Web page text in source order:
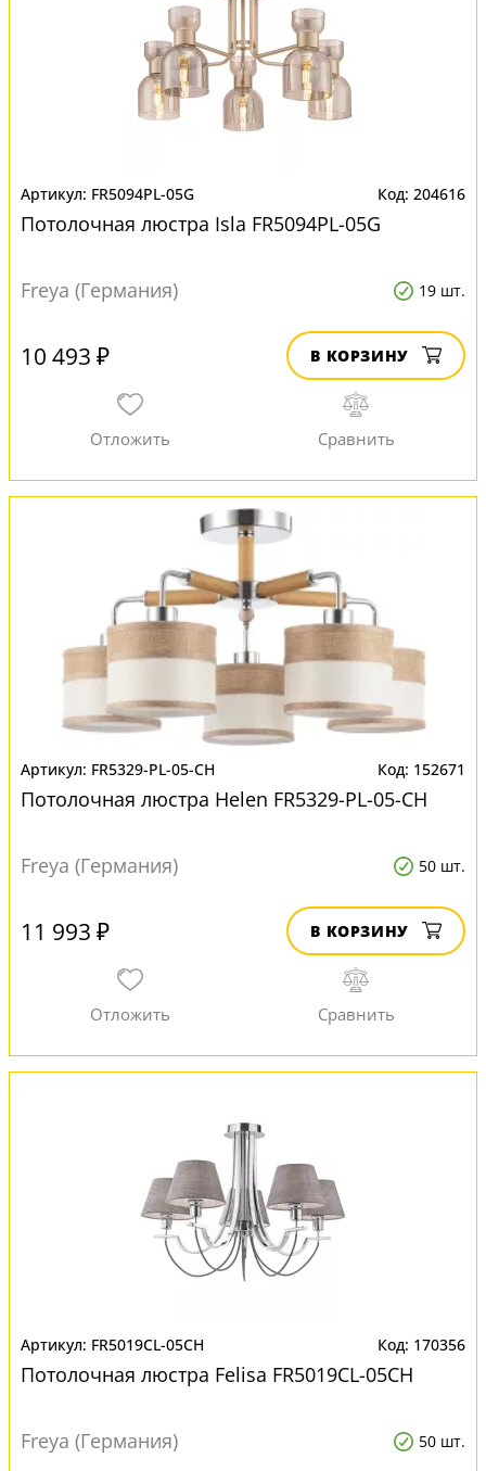
FR5094PL-05G 204616
Потолочная люстра Isla FR5094PL-05G
Freya (Германия) 19 шт.
10 493 ₽ В КОРЗИНУ
FR5329-PL-05-CH 152671
Потолочная люстра Helen FR5329-PL-05-CH
Freya (Германия) 50 шт.
11 993 ₽ В КОРЗИНУ
FR5019CL-05CH 170356
Потолочная люстра Felisa FR5019CL-05CH
Freya (Германия) 50 шт.